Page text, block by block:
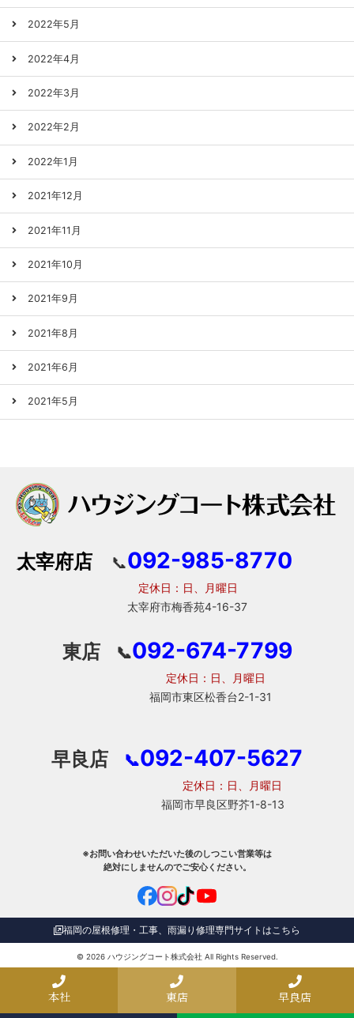
2022年5月
2022年4月
2022年3月
2022年2月
2022年1月
2021年12月
2021年11月
2021年10月
2021年9月
2021年8月
2021年6月
2021年5月
太宰府店 📞092-985-8770
定休日：日、月曜日
太宰府市梅香苑4-16-37
東店 📞092-674-7799
定休日：日、月曜日
福岡市東区松香台2-1-31
早良店 📞092-407-5627
定休日：日、月曜日
福岡市早良区野芥1-8-13
※お問い合わせいただいた後のしつこい営業等は
絶対にしませんのでご安心ください。
福岡の屋根修理・工事、雨漏り修理専門サイトはこちら
© 2026 ハウジングコート株式会社All Rights Reserved.
本社 東店 早良店